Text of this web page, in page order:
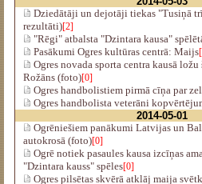
Dziedātāji un dejotāji tiekas "Tusiņā
rezultāti)[2]
"Rēgi" atbalsta "Dzintara kausa"
Pasākumi Ogres kultūras centrā: Maijs
Ogres novada sporta centra kausā
Rožāns (foto)[0]
Ogres handbolistiem pirmā cīņa par
Ogres handbolista veterāni
2014-05-01
Ogrēniešiem panākumi Latvijas un
autokrosā (foto)[0]
Ogrē notiek pasaules kausa izcīņas
"Dzintara kauss" spēles[0]
Ogres pilsētas skvērā atklāj maija